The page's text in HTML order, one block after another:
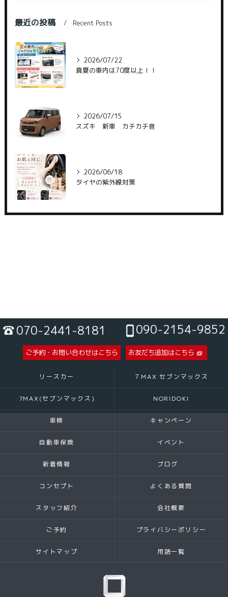
最近の投稿 Recent Posts
2026/07/22
真夏の車内は70度以上！！
2026/07/15
スズキ 新車 カチカチ音
2026/06/18
タイヤの紫外線対策
070-2441-8181 090-2154-9852
ご予約・お問い合わせはこちら お友だち追加はこちら
リースカー ７MAX セブンマックス
7MAX(セブンマックス) NORIDOKI
車検 キャンペーン
自動車保険 イベント
新着情報 ブログ
コンセプト よくある質問
スタッフ紹介 会社概要
ご予約 プライバシーポリシー
サイトマップ 用語一覧